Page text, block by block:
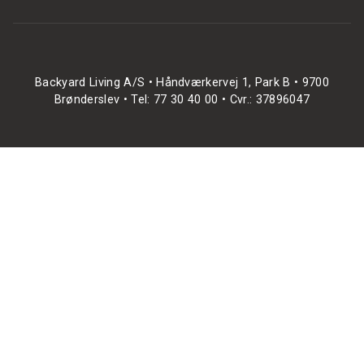
Backyard Living A/S • Håndværkervej 1, Park B • 9700
Brønderslev • Tel: 77 30 40 00 • Cvr.: 37896047